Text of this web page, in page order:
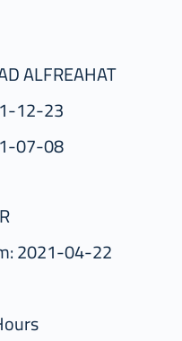
ALFREAHAT
12-23
07-08
2021-04-22